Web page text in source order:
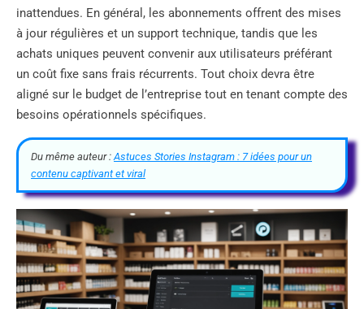
inattendues. En général, les abonnements offrent des mises
à jour régulières et un support technique, tandis que les
achats uniques peuvent convenir aux utilisateurs préférant
un coût fixe sans frais récurrents. Tout choix devra être
aligné sur le budget de l’entreprise tout en tenant compte des
besoins opérationnels spécifiques.
Du même auteur : Astuces Stories Instagram : 7 idées pour un
contenu captivant et viral